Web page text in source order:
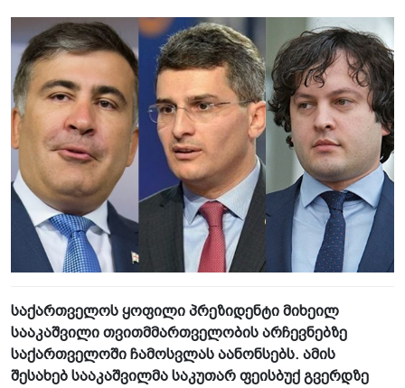
საქართველოს ყოფილი პრეზიდენტი მიხეილ
სააკაშვილი თვითმმართველობის არჩევნებზე
საქართველოში ჩამოსვლას აანონსებს. ამის
შესახებ სააკაშვილმა საკუთარ ფეისბუქ გვერდზე